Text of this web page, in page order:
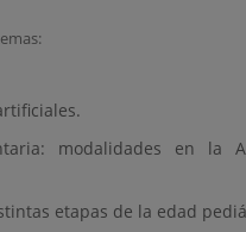
modalidades en la
etapas de la edad